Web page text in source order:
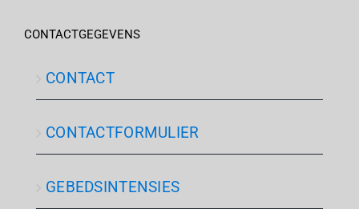
CONTACTGEGEVENS
CONTACT
CONTACTFORMULIER
GEBEDSINTENSIES